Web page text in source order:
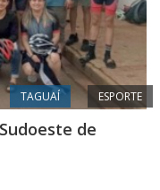
TAGUAÍ ESPORTE
de